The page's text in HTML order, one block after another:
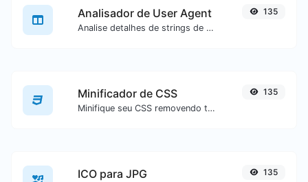
Analisador de User Agent
Analise detalhes de strings de user agent.
135
Minificador de CSS
Minifique seu CSS removendo todos os caracteres desnecessários.
135
ICO para JPG 135